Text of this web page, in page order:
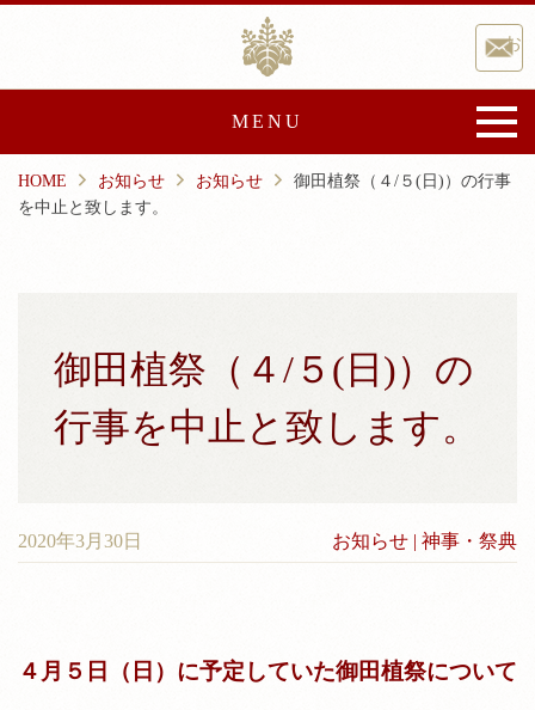
お
MENU
香取神宮について
ご祈祷・授与品
HOME お知らせ お知らせ
御田植祭（４/５(日)）の行事
を中止と致します。
御田植祭（４/５(日)）の
行事を中止と致します。
2020年3月30日 お知らせ | 神事・祭典
４月５日（日）に予定していた御田植祭について